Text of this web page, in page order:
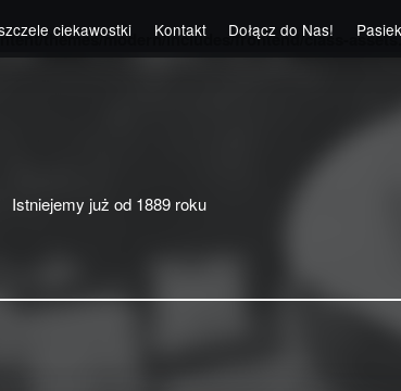
themes/modern/includes/frontend/class-
ciekawostki Kontakt Dołącz do Nas!
Istniejemy już od 1889 roku